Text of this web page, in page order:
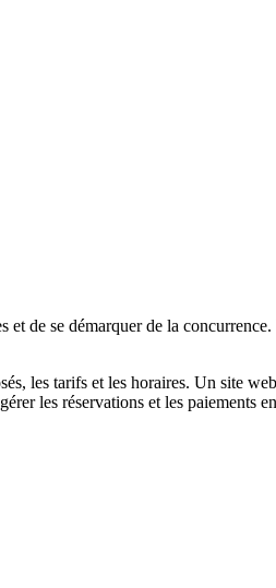
de se démarquer de la
les tarifs et les horaires. Un site
les réservations et les paiements